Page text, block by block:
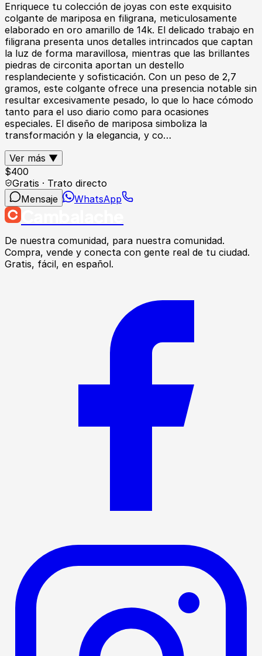
Enriquece tu colección de joyas con este exquisito
colgante de mariposa en filigrana, meticulosamente
elaborado en oro amarillo de 14k. El delicado trabajo en
filigrana presenta unos detalles intrincados que captan
la luz de forma maravillosa, mientras que las brillantes
piedras de circonita aportan un destello
resplandeciente y sofisticación. Con un peso de 2,7
gramos, este colgante ofrece una presencia notable sin
resultar excesivamente pesado, lo que lo hace cómodo
tanto para el uso diario como para ocasiones
especiales. El diseño de mariposa simboliza la
transformación y la elegancia, y co…
Ver más ▼
$400
Gratis · Trato directo
Mensaje
WhatsApp
De nuestra comunidad, para nuestra comunidad.
Compra, vende y conecta con gente real de tu ciudad.
Gratis, fácil, en español.